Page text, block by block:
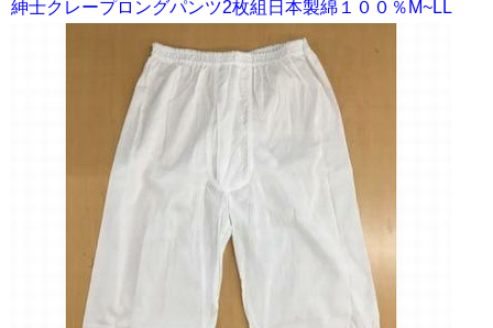
紳士クレープロングパンツ2枚組日本製綿１００％M~LL